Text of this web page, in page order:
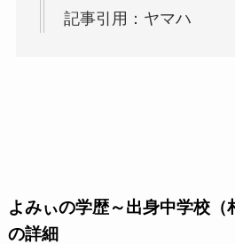
記事引用：ヤマハ
よみぃの学歴～出身中学校（
の詳細